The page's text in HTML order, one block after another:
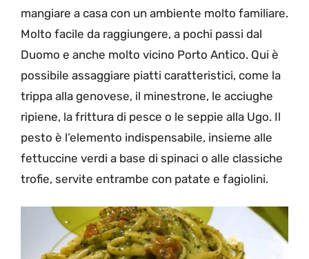
mangiare a casa con un ambiente molto familiare.
Molto facile da raggiungere, a pochi passi dal
Duomo e anche molto vicino Porto Antico. Qui è
possibile assaggiare piatti caratteristici, come la
trippa alla genovese, il minestrone, le acciughe
ripiene, la frittura di pesce o le seppie alla Ugo. Il
pesto è l’elemento indispensabile, insieme alle
fettuccine verdi a base di spinaci o alle classiche
trofie, servite entrambe con patate e fagiolini.